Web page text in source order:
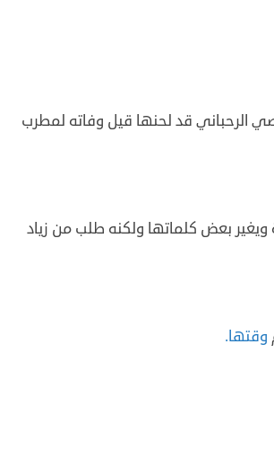
الرحباني قد لحنها قيل وفاته لمطرب
ويغير بعض كلماتها ولكنه طلب من زياد
وقتها.